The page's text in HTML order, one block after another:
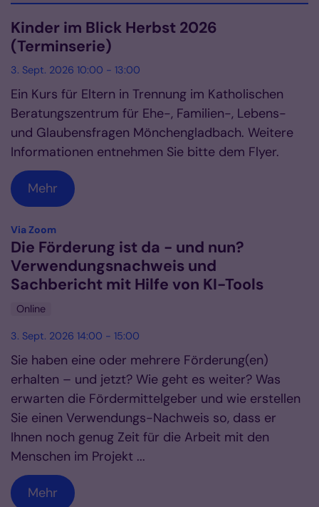
Datum: 3. September 2026
Kinder im Blick Herbst 2026
(Terminserie)
3. Sept. 2026 10:00 - 13:00
Ein Kurs für Eltern in Trennung im Katholischen
Beratungszentrum für Ehe-, Familien-, Lebens-
und Glaubensfragen Mönchengladbach. Weitere
Informationen entnehmen Sie bitte dem Flyer.
Mehr
Via Zoom:
Die Förderung ist da - und nun?
Verwendungsnachweis und
Sachbericht mit Hilfe von KI-Tools
Online
3. Sept. 2026 14:00 - 15:00
Sie haben eine oder mehrere Förderung(en)
erhalten – und jetzt? Wie geht es weiter? Was
erwarten die Fördermittelgeber und wie erstellen
Sie einen Verwendungs-Nachweis so, dass er
Ihnen noch genug Zeit für die Arbeit mit den
Menschen im Projekt ...
Mehr